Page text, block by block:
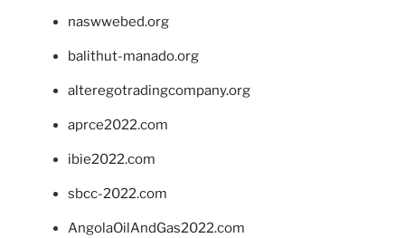
naswwebed.org
balithut-manado.org
alteregotradingcompany.org
aprce2022.com
ibie2022.com
sbcc-2022.com
AngolaOilAndGas2022.com